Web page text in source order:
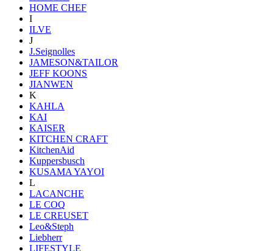
HOME CHEF
I
ILVE
J
J.Seignolles
JAMESON&TAILOR
JEFF KOONS
JIANWEN
K
KAHLA
KAI
KAISER
KITCHEN CRAFT
KitchenAid
Kuppersbusch
KUSAMA YAYOI
L
LACANCHE
LE COQ
LE CREUSET
Leo&Steph
Liebherr
LIFESTYLE